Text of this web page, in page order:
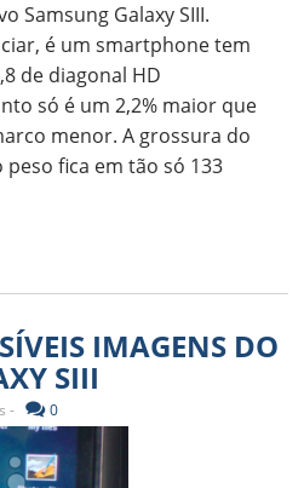
Samsung Galaxy SIII.
é um smartphone tem
de diagonal HD
só é um 2,2% maior que
menor. A grossura do
fica em tão só 133
IMAGENS DO
SIII
- 0